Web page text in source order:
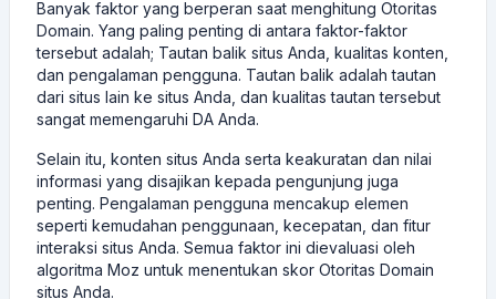
Banyak faktor yang berperan saat menghitung Otoritas
Domain. Yang paling penting di antara faktor-faktor
tersebut adalah; Tautan balik situs Anda, kualitas konten,
dan pengalaman pengguna. Tautan balik adalah tautan
dari situs lain ke situs Anda, dan kualitas tautan tersebut
sangat memengaruhi DA Anda.
Selain itu, konten situs Anda serta keakuratan dan nilai
informasi yang disajikan kepada pengunjung juga
penting. Pengalaman pengguna mencakup elemen
seperti kemudahan penggunaan, kecepatan, dan fitur
interaksi situs Anda. Semua faktor ini dievaluasi oleh
algoritma Moz untuk menentukan skor Otoritas Domain
situs Anda.